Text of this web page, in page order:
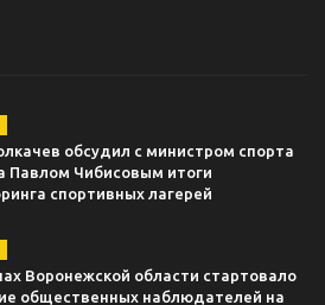
обсудил с министром спорта
Павлом Чибисовым итоги
спортивных лагерей
Воронежской области стартовало
общественных наблюдателей на